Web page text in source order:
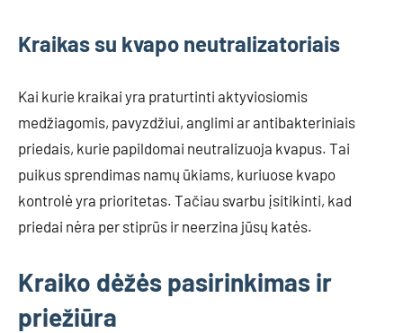
Kraikas su kvapo neutralizatoriais
Kai kurie kraikai yra praturtinti aktyviosiomis
medžiagomis, pavyzdžiui, anglimi ar antibakteriniais
priedais, kurie papildomai neutralizuoja kvapus. Tai
puikus sprendimas namų ūkiams, kuriuose kvapo
kontrolė yra prioritetas. Tačiau svarbu įsitikinti, kad
priedai nėra per stiprūs ir neerzina jūsų katės.
Kraiko dėžės pasirinkimas ir
priežiūra